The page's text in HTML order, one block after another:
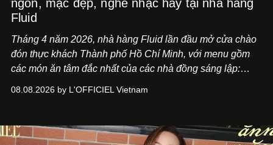
ngon, mặc đẹp, nghe nhạc hay tại nhà hàng
Fluid
Tháng 4 năm 2026, nhà hàng Fluid lần đầu mở cửa chào
đón thực khách Thành phố Hồ Chí Minh, với menu gồm
các món ăn tâm đắc nhất của các nhà đồng sáng lập:
món ăn đa dạng từ Á đến Âu nhanh chóng được yêu thích
mang đến niềm vui cho thực khách.
08.08.2026 by L'OFFICIEL Vietnam